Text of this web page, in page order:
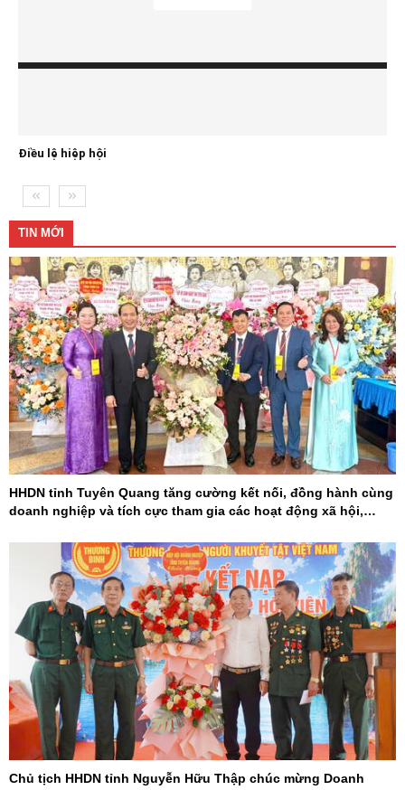
Ban chấp hành
TIN MỚI
HHDN tỉnh Tuyên Quang tăng cường kết nối, đồng hành cùng
doanh nghiệp và tích cực tham gia các hoạt động xã hội,
Chủ tịch HHDN tỉnh Nguyễn Hữu Thập chúc mừng Doanh